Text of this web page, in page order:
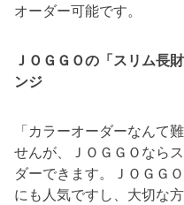
オーダー可能です。
ＪＯＧＧＯの「スリム長
ンジ
「カラーオーダーなんて
せんが、ＪＯＧＧＯなら
ダーできます。ＪＯＧＧ
にも人気ですし、大切な